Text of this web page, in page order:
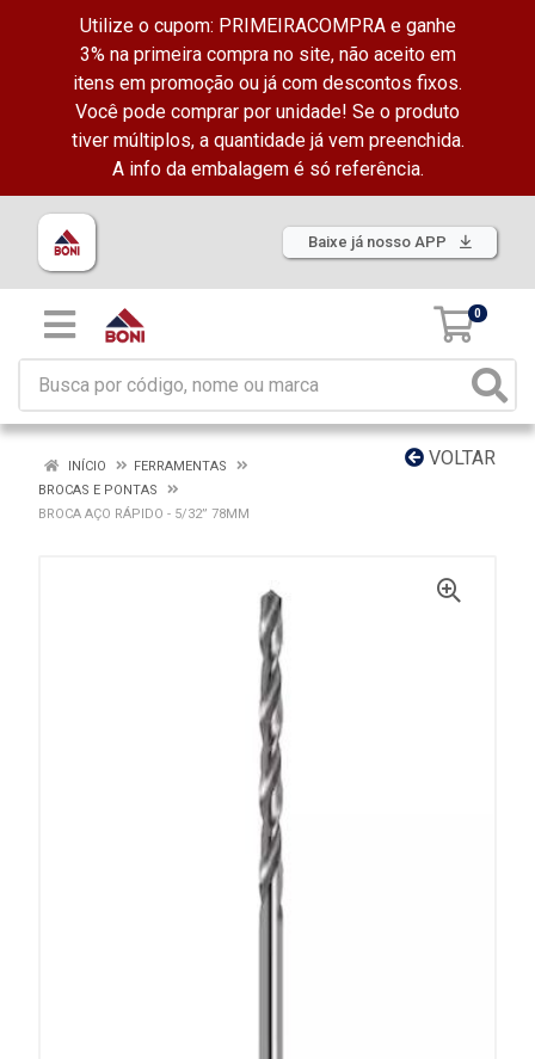
Utilize o cupom: PRIMEIRACOMPRA e ganhe
3% na primeira compra no site, não aceito em
itens em promoção ou já com descontos fixos.
Você pode comprar por unidade! Se o produto
tiver múltiplos, a quantidade já vem preenchida.
A info da embalagem é só referência.
Baixe já nosso APP
0
VOLTAR
INÍCIO
FERRAMENTAS
BROCAS E PONTAS
BROCA AÇO RÁPIDO - 5/32” 78MM